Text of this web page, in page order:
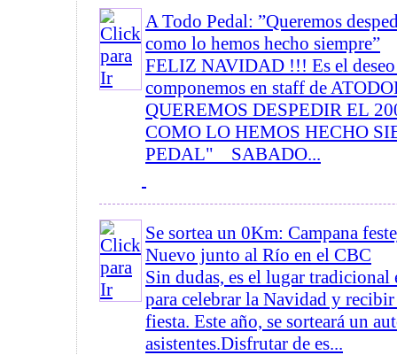
A Todo Pedal: ”Queremos
como lo hemos hecho siempre”
FELIZ NAVIDAD !!! Es el deseo
componemos en staff de
QUEREMOS DESPEDIR EL
COMO LO HEMOS HECHO
PEDAL" SABADO...
Se sortea un 0Km: Campana
Nuevo junto al Río en el CBC
Sin dudas, es el lugar
para celebrar la Navidad y
fiesta. Este año, se sorteará un
asistentes.Disfrutar de es...